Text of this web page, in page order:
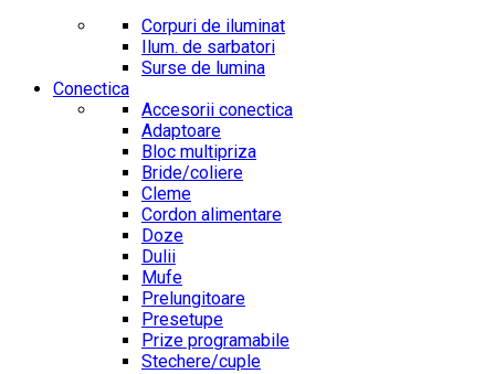
Corpuri de iluminat
Ilum. de sarbatori
Surse de lumina
Conectica
Accesorii conectica
Adaptoare
Bloc multipriza
Bride/coliere
Cleme
Cordon alimentare
Doze
Dulii
Mufe
Prelungitoare
Presetupe
Prize programabile
Stechere/cuple